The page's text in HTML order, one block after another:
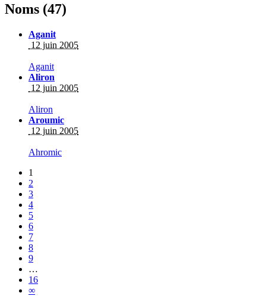
Noms (47)
Aganit
12 juin 2005
Aganit
Aliron
12 juin 2005
Aliron
Aroumic
12 juin 2005
Ahromic
1
2
3
4
5
6
7
8
9
…
16
∞